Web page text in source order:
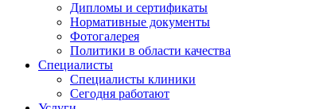
Дипломы и сертификаты
Нормативные документы
Фотогалерея
Политики в области качества
Специалисты
Специалисты клиники
Сегодня работают